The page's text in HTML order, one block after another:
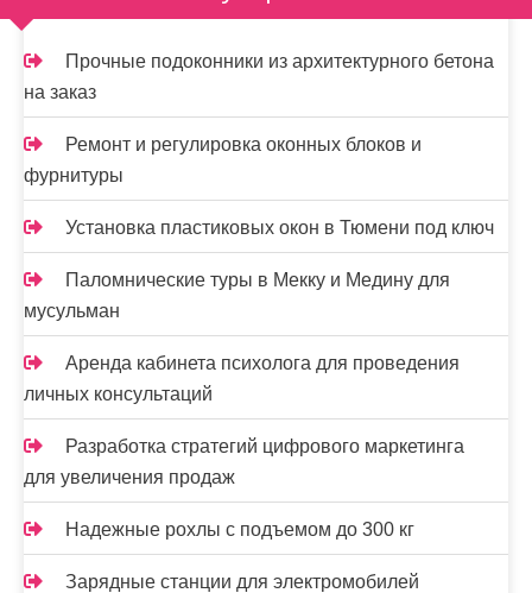
а
п
и
с
я
м
Прочные подоконники из архитектурного бетона
на заказ
Ремонт и регулировка оконных блоков и
фурнитуры
Установка пластиковых окон в Тюмени под ключ
Паломнические туры в Мекку и Медину для
мусульман
Аренда кабинета психолога для проведения
личных консультаций
Разработка стратегий цифрового маркетинга
для увеличения продаж
Надежные рохлы с подъемом до 300 кг
Зарядные станции для электромобилей